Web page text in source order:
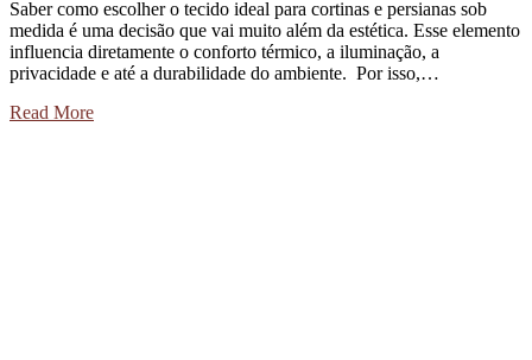
Saber como escolher o tecido ideal para cortinas e persianas sob
medida é uma decisão que vai muito além da estética. Esse elemento
influencia diretamente o conforto térmico, a iluminação, a
privacidade e até a durabilidade do ambiente. Por isso,…
Read More